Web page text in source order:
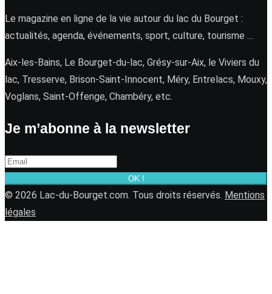
Le magazine en ligne de la vie autour du lac du Bourget :
actualités, agenda, événements, sport, culture, tourisme …
Aix-les-Bains, Le Bourget-du-lac, Grésy-sur-Aix, le Viviers du
lac, Tresserve, Brison-Saint-Innocent, Méry, Entrelacs, Mouxy,
Voglans, Saint-Offenge, Chambéry, etc.
Je m’abonne à la newsletter
OK !
© 2026 Lac-du-Bourget.com. Tous droits réservés. Mentions
légales